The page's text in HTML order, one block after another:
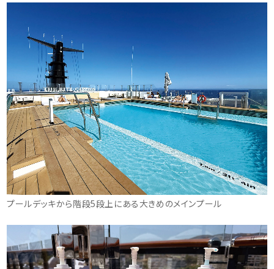
プールデッキから階段5段上にある大きめのメインプール